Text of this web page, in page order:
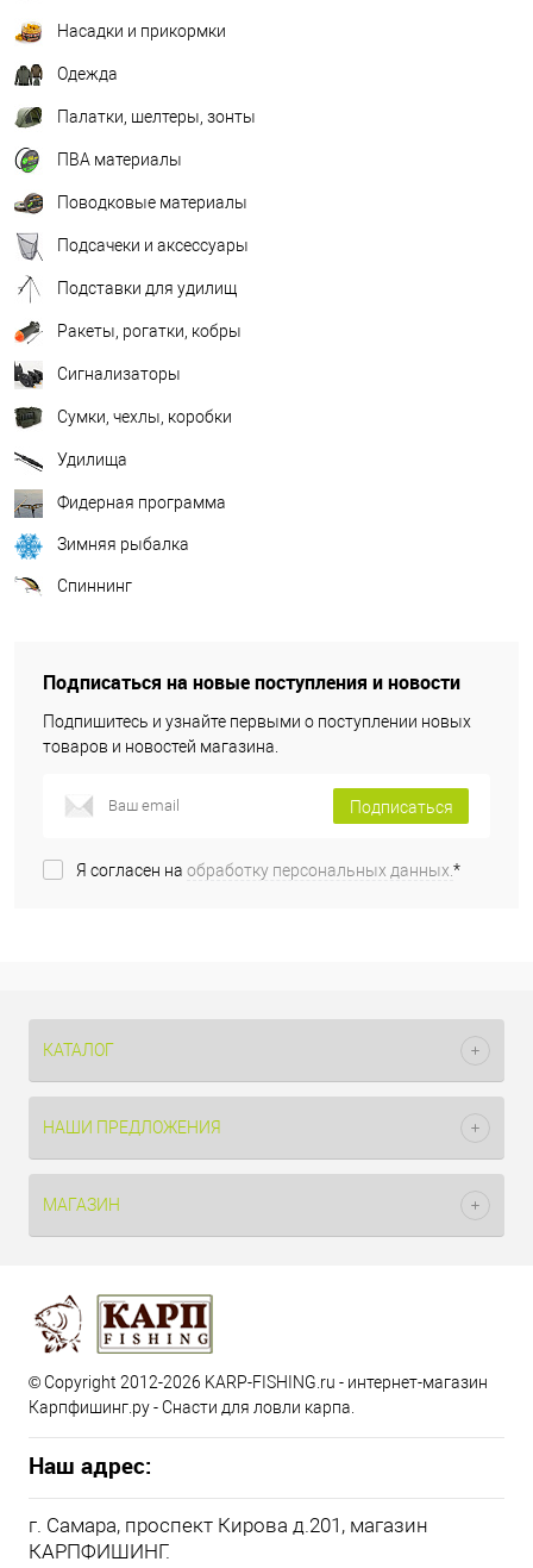
Насадки и прикормки
Одежда
Палатки, шелтеры, зонты
ПВА материалы
Поводковые материалы
Подсачеки и аксессуары
Подставки для удилищ
Ракеты, рогатки, кобры
Сигнализаторы
Сумки, чехлы, коробки
Удилища
Фидерная программа
Зимняя рыбалка
Спиннинг
Подписаться на новые поступления и новости
Подпишитесь и узнайте первыми о поступлении новых
товаров и новостей магазина.
Подписаться
Я согласен на обработку персональных данных. *
КАТАЛОГ
НАШИ ПРЕДЛОЖЕНИЯ
МАГАЗИН
© Copyright 2012-2026 KARP-FISHING.ru - интернет-магазин
Карпфишинг.ру - Снасти для ловли карпа.
Наш адрес:
г. Самара, проспект Кирова д.201, магазин
КАРПФИШИНГ.